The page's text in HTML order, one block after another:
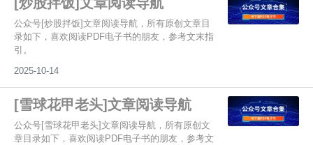
公众号[炒股拌饭]文章阅读导航，所有原创文章目
录如下，喜欢阅读PDF电子书的朋友，参考文末指
引。
2025-10-14
[雪球花甲老头]文章阅读导航
公众号[雪球花甲老头]文章阅读导航，所有原创文
章目录如下，喜欢阅读PDF电子书的朋友，参考文